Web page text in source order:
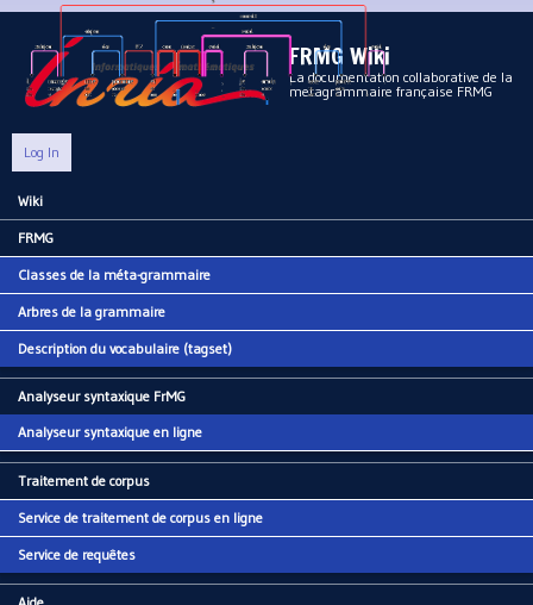
Aller au contenu principal
FRMG Wiki
La documentation collaborative de la
metagrammaire française FRMG
Log In
Main menu
Wiki
FRMG
Classes de la méta-grammaire
Arbres de la grammaire
Description du vocabulaire (tagset)
Analyseur syntaxique FrMG
Analyseur syntaxique en ligne
Traitement de corpus
Service de traitement de corpus en ligne
Service de requêtes